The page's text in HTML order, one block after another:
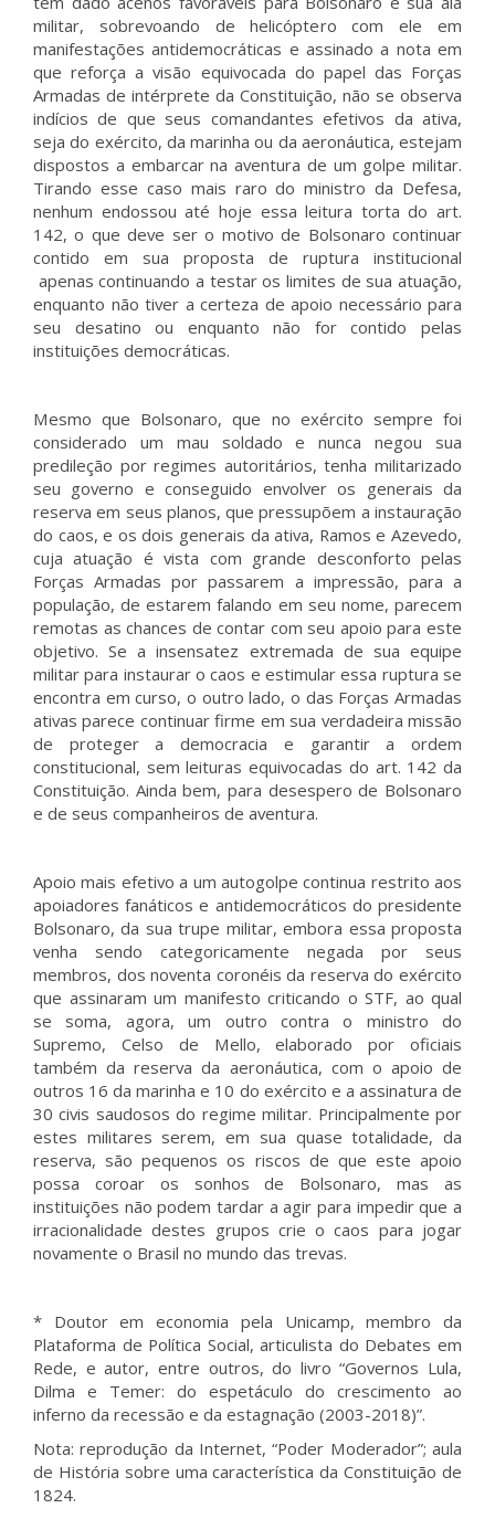
militar, sobrevoando de helicóptero com ele em
manifestações antidemocráticas e assinado a nota em
que reforça a visão equivocada do papel das Forças
Armadas de intérprete da Constituição, não se observa
indícios de que seus comandantes efetivos da ativa,
seja do exército, da marinha ou da aeronáutica, estejam
dispostos a embarcar na aventura de um golpe militar.
Tirando esse caso mais raro do ministro da Defesa,
nenhum endossou até hoje essa leitura torta do art.
142, o que deve ser o motivo de Bolsonaro continuar
contido em sua proposta de ruptura institucional
apenas continuando a testar os limites de sua atuação,
enquanto não tiver a certeza de apoio necessário para
seu desatino ou enquanto não for contido pelas
instituições democráticas.
Mesmo que Bolsonaro, que no exército sempre foi
considerado um mau soldado e nunca negou sua
predileção por regimes autoritários, tenha militarizado
seu governo e conseguido envolver os generais da
reserva em seus planos, que pressupõem a instauração
do caos, e os dois generais da ativa, Ramos e Azevedo,
cuja atuação é vista com grande desconforto pelas
Forças Armadas por passarem a impressão, para a
população, de estarem falando em seu nome, parecem
remotas as chances de contar com seu apoio para este
objetivo. Se a insensatez extremada de sua equipe
militar para instaurar o caos e estimular essa ruptura se
encontra em curso, o outro lado, o das Forças Armadas
ativas parece continuar firme em sua verdadeira missão
de proteger a democracia e garantir a ordem
constitucional, sem leituras equivocadas do art. 142 da
Constituição. Ainda bem, para desespero de Bolsonaro
e de seus companheiros de aventura.
Apoio mais efetivo a um autogolpe continua restrito aos
apoiadores fanáticos e antidemocráticos do presidente
Bolsonaro, da sua trupe militar, embora essa proposta
venha sendo categoricamente negada por seus
membros, dos noventa coronéis da reserva do exército
que assinaram um manifesto criticando o STF, ao qual
se soma, agora, um outro contra o ministro do
Supremo, Celso de Mello, elaborado por oficiais
também da reserva da aeronáutica, com o apoio de
outros 16 da marinha e 10 do exército e a assinatura de
30 civis saudosos do regime militar. Principalmente por
estes militares serem, em sua quase totalidade, da
reserva, são pequenos os riscos de que este apoio
possa coroar os sonhos de Bolsonaro, mas as
instituições não podem tardar a agir para impedir que a
irracionalidade destes grupos crie o caos para jogar
novamente o Brasil no mundo das trevas.
* Doutor em economia pela Unicamp, membro da
Plataforma de Política Social, articulista do Debates em
Rede, e autor, entre outros, do livro “Governos Lula,
Dilma e Temer: do espetáculo do crescimento ao
inferno da recessão e da estagnação (2003-2018)”.
Nota: reprodução da Internet, “Poder Moderador”; aula
de História sobre uma característica da Constituição de
1824.